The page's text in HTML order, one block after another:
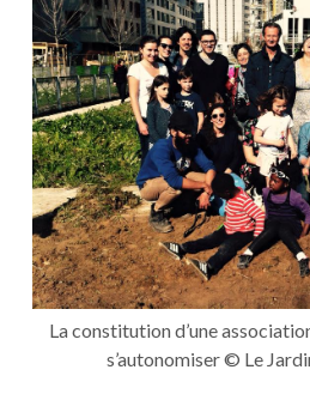
La constitution d’une
s’autonomiser © Le